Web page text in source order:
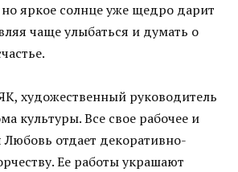
яркое солнце уже щедро дарит
чаще улыбаться и думать о
художественный руководитель
культуры. Все свое рабочее и
отдает декоративно-
Ее работы украшают